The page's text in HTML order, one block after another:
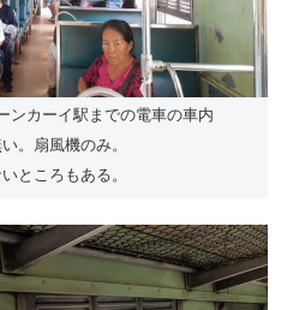
ンカーイ駅までの電車の車内
。扇風機のみ。
ところもある。